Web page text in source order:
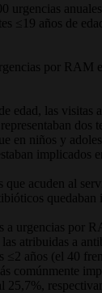
urgencias
≤19 años de
por RAM
edad, las visitas
dos
en niños y
implicados
que acuden al
quedaban
a urgencias por
atribuidas a
≤2 años (el 40
comúnmente
25,7%,